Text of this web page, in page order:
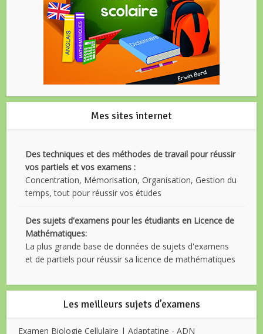
Mes sites internet
Des techniques et des méthodes de travail pour réussir
vos partiels et vos examens :
Concentration, Mémorisation, Organisation, Gestion du
temps, tout pour réussir vos études
Des sujets d'examens pour les étudiants en Licence de
Mathématiques:
La plus grande base de données de sujets d'examens
et de partiels pour réussir sa licence de mathématiques
Les meilleurs sujets d’examens
Examen Biologie Cellulaire | Adaptatine - ADN